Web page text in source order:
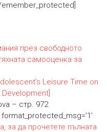
през свободното
самооценка за
Leisure Time on
– стр. 972
за да прочетете пълната